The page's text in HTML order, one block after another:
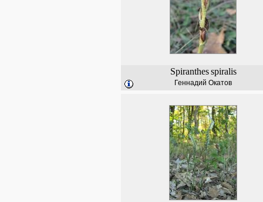
Spiranthes spiralis
Геннадий Окатов